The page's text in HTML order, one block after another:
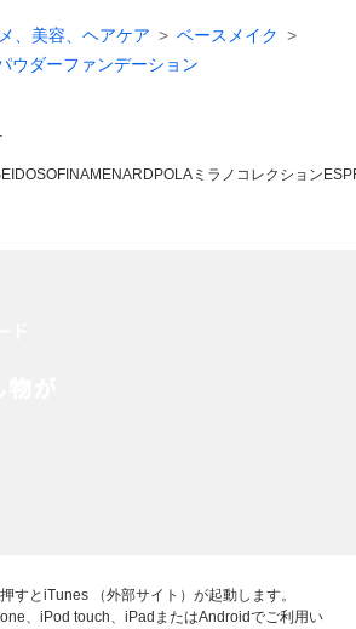
、美容、ヘアケア
ベースメイク
ウダーファンデーション
SOFINAMENARD POLA ミラノコレクション
すとiTunes （外部サイト）が起動します。
、iPod touch、iPadまたはAndroidでご利用い